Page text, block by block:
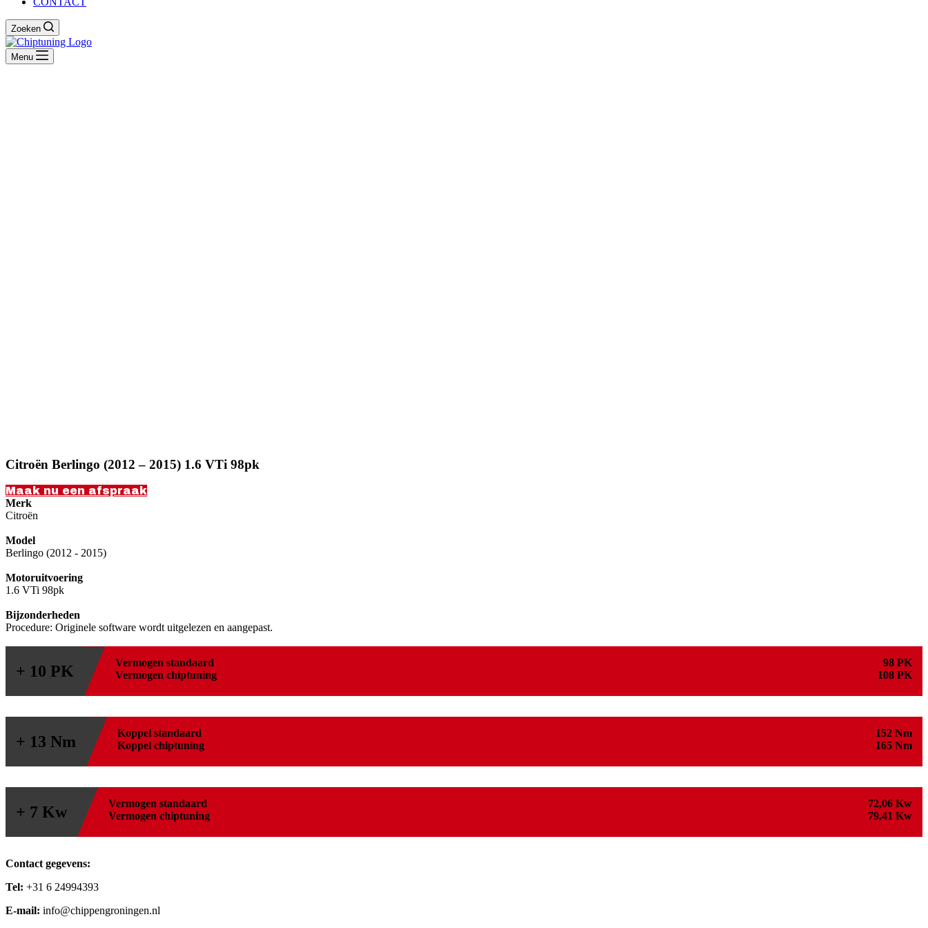
Zoeken
Menu
Citroën Berlingo (2012 – 2015) 1.6 VTi 98pk
Maak nu een afspraak
Merk
Citroën
Model
Berlingo (2012 - 2015)
Motoruitvoering
1.6 VTi 98pk
Bijzonderheden
Procedure: Originele software wordt uitgelezen en aangepast.
+ 10 PK Vermogen standaard
98 PK
Vermogen chiptuning
108 PK
+ 13 Nm Koppel standaard
152 Nm
Koppel chiptuning
165 Nm
+ 7 Kw Vermogen standaard
72,06 Kw
Vermogen chiptuning
79,41 Kw
Contact gegevens:
Tel: +31 6 24994393
E-mail: info@chippengroningen.nl